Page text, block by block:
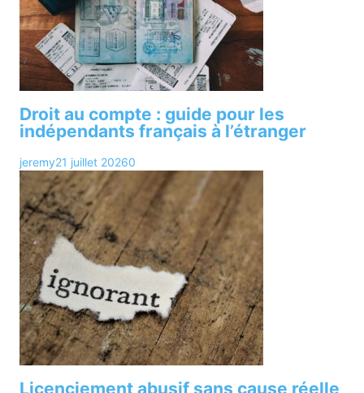
Droit au compte : guide pour les
indépendants français à l’étranger
jeremy21 juillet 20260
Licenciement abusif sans cause réelle